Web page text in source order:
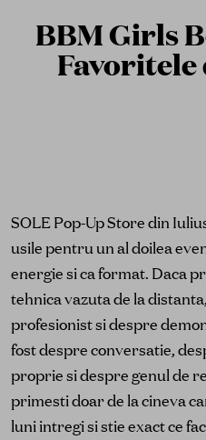
BBM Girls
Favoritele
SOLE Pop-Up Store din
usile pentru un al doilea
energie si ca format. Daca
tehnica vazuta de la
profesionist si despre
fost despre conversatie,
proprie si despre genul de
primesti doar de la cineva
luni intregi si stie exact ce